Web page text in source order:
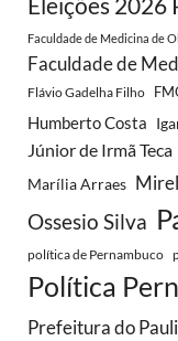
Faculdade de Medicina de
Faculdade de
Flávio Gadelha Filho
Humberto Costa
Júnior de Irmã Teca
Marília Arraes
Ossesio Silva
política de Pernambuco
Política
Prefeitura do